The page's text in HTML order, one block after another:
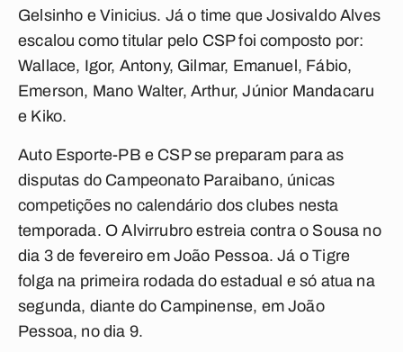
Gelsinho e Vinicius. Já o time que Josivaldo Alves
escalou como titular pelo CSP foi composto por:
Wallace, Igor, Antony, Gilmar, Emanuel, Fábio,
Emerson, Mano Walter, Arthur, Júnior Mandacaru
e Kiko.
Auto Esporte-PB e CSP se preparam para as
disputas do Campeonato Paraibano, únicas
competições no calendário dos clubes nesta
temporada. O Alvirrubro estreia contra o Sousa no
dia 3 de fevereiro em João Pessoa. Já o Tigre
folga na primeira rodada do estadual e só atua na
segunda, diante do Campinense, em João
Pessoa, no dia 9.